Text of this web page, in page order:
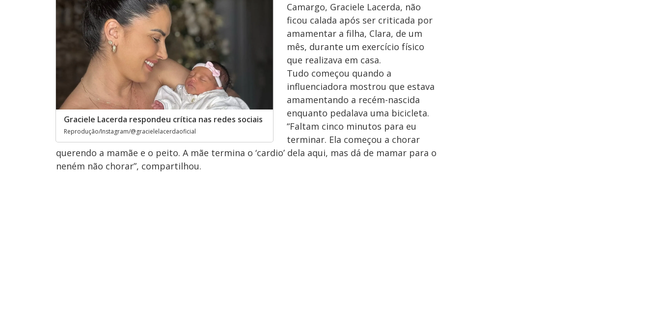
Graciele Lacerda respondeu crítica nas redes sociais
Reprodução/Instagram/@gracielelacerdaoficial
Camargo, Graciele Lacerda, não
ficou calada após ser criticada por
amamentar a filha, Clara, de um
mês, durante um exercício físico
que realizava em casa.
Tudo começou quando a
influenciadora mostrou que estava
amamentando a recém-nascida
enquanto pedalava uma bicicleta.
“Faltam cinco minutos para eu
terminar. Ela começou a chorar
querendo a mamãe e o peito. A mãe termina o ‘cardio’ dela aqui, mas dá de mamar para o
neném não chorar”, compartilhou.